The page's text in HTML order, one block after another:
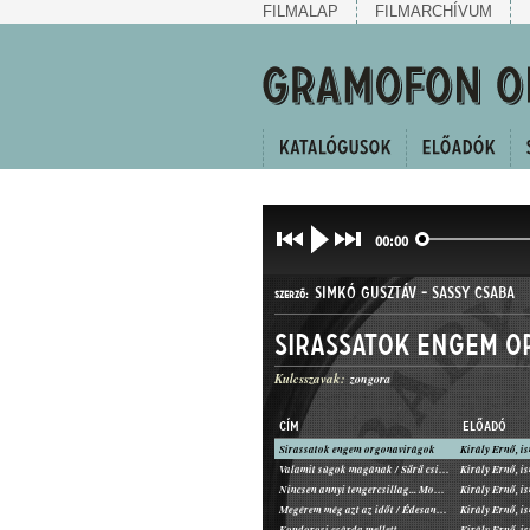
FILMALAP FILMARCHÍVUM
00:00
SZERZŐ: SIMKÓ GUSZTÁV-SASSY CSABA
MŰFAJ: HALLGATÓ
Sirassatok engem
Kulcsszavak: zongora
CÍM ELŐADÓ
Sirassatok engem orgonavirágok Király Ernő,
Valamit súgok magának / Sűrű csillagos az ég
Király Ernő,
Nincsen annyi tengercsillag... Mondja meg annak a kis lánynak
Király Ernő,
Megérem még azt az időt / Édesanyám, ha bejön
Király Ernő,